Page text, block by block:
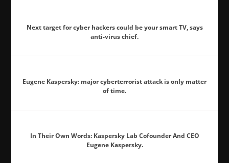
Next target for cyber hackers could be your smart TV, says
anti-virus chief.
Eugene Kaspersky: major cyberterrorist attack is only matter
of time.
In Their Own Words: Kaspersky Lab Cofounder And CEO
Eugene Kaspersky.